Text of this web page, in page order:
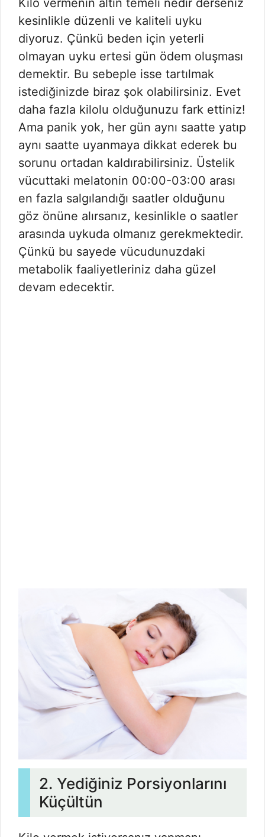
kesinlikle düzenli ve kaliteli uyku
diyoruz. Çünkü beden için yeterli
olmayan uyku ertesi gün ödem oluşması
demektir. Bu sebeple isse tartılmak
istediğinizde biraz şok olabilirsiniz. Evet
daha fazla kilolu olduğunuzu fark ettiniz!
Ama panik yok, her gün aynı saatte yatıp
aynı saatte uyanmaya dikkat ederek bu
sorunu ortadan kaldırabilirsiniz. Üstelik
vücuttaki melatonin 00:00-03:00 arası
en fazla salgılandığı saatler olduğunu
göz önüne alırsanız, kesinlikle o saatler
arasında uykuda olmanız gerekmektedir.
Çünkü bu sayede vücudunuzdaki
metabolik faaliyetleriniz daha güzel
devam edecektir.
2. Yediğiniz Porsiyonlarını
Küçültün